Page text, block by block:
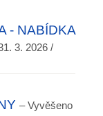
- NABÍDKA
3. 2026 /
– Vyvěšeno